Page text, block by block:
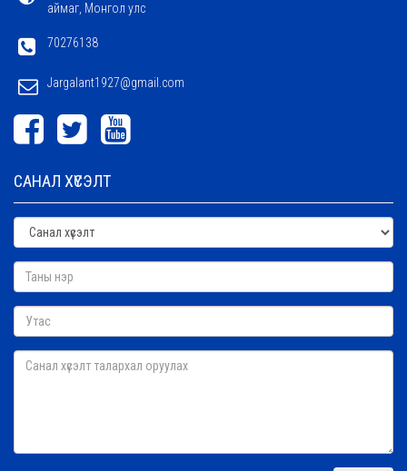
аймаг, Монгол улс
70276138
Jargalant1927@gmail.com
САНАЛ ХҮСЭЛТ